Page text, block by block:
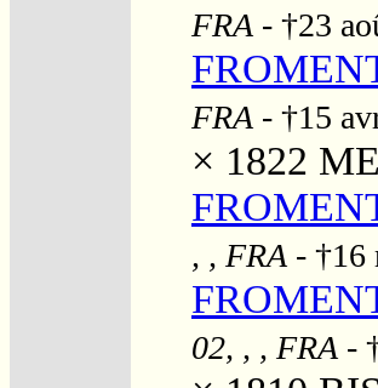
FRA - †23
FRA - †15
× 1822
, , FRA - †16
02, , , FRA -